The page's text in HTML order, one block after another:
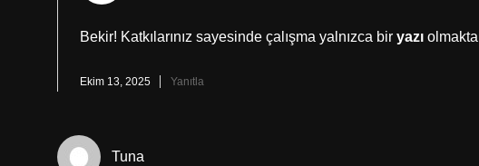
Bekir! Katkılarınız sayesinde çalışma yalnızca bir yazı
Ekim 13, 2025 Yanıtla
Tuna